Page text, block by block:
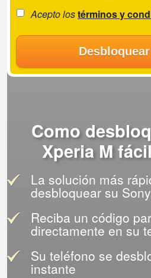
Acepto lostérminos y
Como
Xperia M
La solución más
desbloquear su Sony
Reciba un código
directamente en su
Su teléfono se
instante